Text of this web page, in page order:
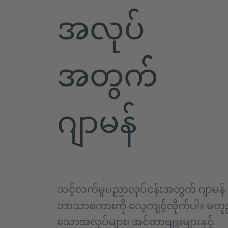
အလုပ်
အတွက်
ဂျာမန်
သင့်လက်မှုပညာလုပ်ငန်းအတွက် ဂျာမန်
ဘာသာစကားကို လေ့ကျင့်လိုက်ပါ။ မ
သောအလုပ်များ၊ အင်တာဗျူးများနှင့်